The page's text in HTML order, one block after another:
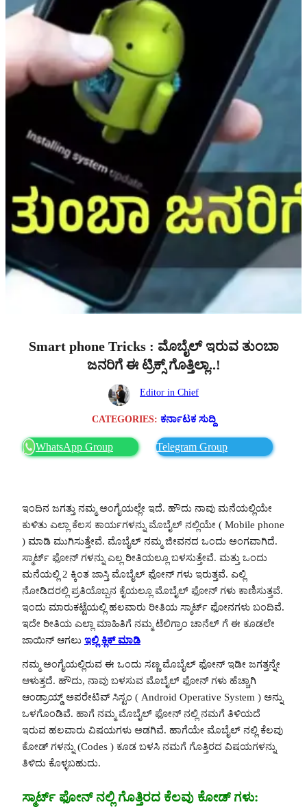
Smart phone Tricks : ಮೊಬೈಲ್ ಇರುವ ತುಂಬಾ
ಜನರಿಗೆ ಈ ಟ್ರಿಕ್ಸ್ ಗೊತ್ತಿಲ್ಲಾ..!
Editor in Chief
CATEGORIES: ಕರ್ನಾಟಕ ಸುದ್ದಿ
WhatsApp Group Telegram Group
ಇಂದಿನ ಜಗತ್ತು ನಮ್ಮ ಅಂಗೈಯಲ್ಲೇ ಇದೆ. ಹೌದು ನಾವು ಮನೆಯಲ್ಲಿಯೇ
ಕುಳಿತು ಎಲ್ಲಾ ಕೆಲಸ ಕಾರ್ಯಗಳನ್ನು ಮೊಬೈಲ್ ನಲ್ಲಿಯೇ ( Mobile phone
) ಮಾಡಿ ಮುಗಿಸುತ್ತೇವೆ. ಮೊಬೈಲ್ ನಮ್ಮ ಜೀವನದ ಒಂದು ಅಂಗವಾಗಿದೆ.
ಸ್ಮಾರ್ಟ್ ಫೋನ್ ಗಳನ್ನು ಎಲ್ಲ ರೀತಿಯಲ್ಲೂ ಬಳಸುತ್ತೇವೆ. ಮತ್ತು ಒಂದು
ಮನೆಯಲ್ಲಿ 2 ಕ್ಕಿಂತ ಜಾಸ್ತಿ ಮೊಬೈಲ್ ಫೋನ್ ಗಳು ಇರುತ್ತವೆ. ಎಲ್ಲಿ
ನೋಡಿದರಲ್ಲಿ ಪ್ರತಿಯೊಬ್ಬನ ಕೈಯಲ್ಲೂ ಮೊಬೈಲ್ ಫೋನ್ ಗಳು ಕಾಣಿಸುತ್ತವೆ.
ಇಂದು ಮಾರುಕಟ್ಟೆಯಲ್ಲಿ ಹಲವಾರು ರೀತಿಯ ಸ್ಮಾರ್ಟ್ ಫೋನಗಳು ಬಂದಿವೆ.
ಇದೇ ರೀತಿಯ ಎಲ್ಲಾ ಮಾಹಿತಿಗೆ ನಮ್ಮ ಟೆಲಿಗ್ರಾಂ ಚಾನೆಲ್ ಗೆ ಈ ಕೂಡಲೇ
ಜಾಯಿನ್ ಆಗಲು ಇಲ್ಲಿ ಕ್ಲಿಕ್ ಮಾಡಿ
ನಮ್ಮ ಅಂಗೈಯಲ್ಲಿರುವ ಈ ಒಂದು ಸಣ್ಣ ಮೊಬೈಲ್ ಫೋನ್ ಇಡೀ ಜಗತ್ತನ್ನೇ
ಆಳುತ್ತದೆ. ಹೌದು, ನಾವು ಬಳಸುವ ಮೊಬೈಲ್ ಫೋನ್ ಗಳು ಹೆಚ್ಚಾಗಿ
ಆಂಡ್ರಾಯ್ಡ್ ಅಪರೇಟಿವ್ ಸಿಸ್ಟಂ ( Android Operative System ) ಅನ್ನು
ಒಳಗೊಂಡಿವೆ. ಹಾಗೆ ನಮ್ಮ ಮೊಬೈಲ್ ಫೋನ್ ನಲ್ಲಿ ನಮಗೆ ತಿಳಿಯದೆ
ಇರುವ ಹಲವಾರು ವಿಷಯಗಳು ಅಡಗಿವೆ. ಹಾಗೆಯೇ ಮೊಬೈಲ್ ನಲ್ಲಿ ಕೆಲವು
ಕೋಡ್ ಗಳನ್ನು (Codes ) ಕೂಡ ಬಳಸಿ ನಮಗೆ ಗೊತ್ತಿರದ ವಿಷಯಗಳನ್ನು
ತಿಳಿದು ಕೊಳ್ಳಬಹುದು.
ಸ್ಮಾರ್ಟ್ ಫೋನ್ ನಲ್ಲಿ ಗೊತ್ತಿರದ ಕೆಲವು ಕೋಡ್ ಗಳು: